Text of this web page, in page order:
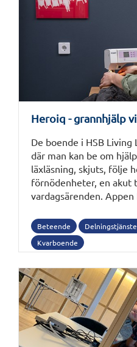
Heroiq - grannhjälp
De boende i HSB
där man kan be om
läxläsning, skjuts, följe
förnödenheter, en akut
vardagsärenden. Appen
Beteende
Kvarboende